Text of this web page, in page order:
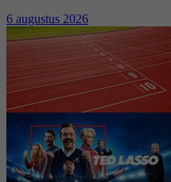
6 augustus 2026